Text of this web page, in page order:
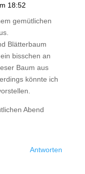
18:52
gemütlichen
Blätterbaum
bisschen an
Baum aus
könnte ich
Abend
Antworten